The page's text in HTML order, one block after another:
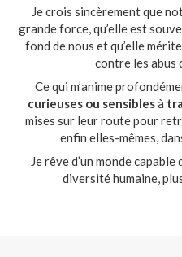
Je crois sincèrement que
grande force, qu’elle est
fond de nous et qu’elle
contre les abus
Ce qui m’anime
curieuses ou sensiblesà
mises sur leur route pour
enfin elles-mêmes,
Je rêve d’un monde
diversité humaine,